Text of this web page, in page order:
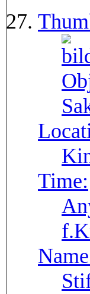
Time: